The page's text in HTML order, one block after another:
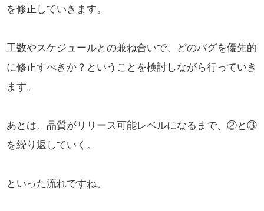
を修正していきます。
工数やスケジュールとの兼ね合いで、どのバグを優先的
に修正すべきか？ということを検討しながら行っていき
ます。
あとは、品質がリリース可能レベルになるまで、②と③
を繰り返していく。
といった流れですね。